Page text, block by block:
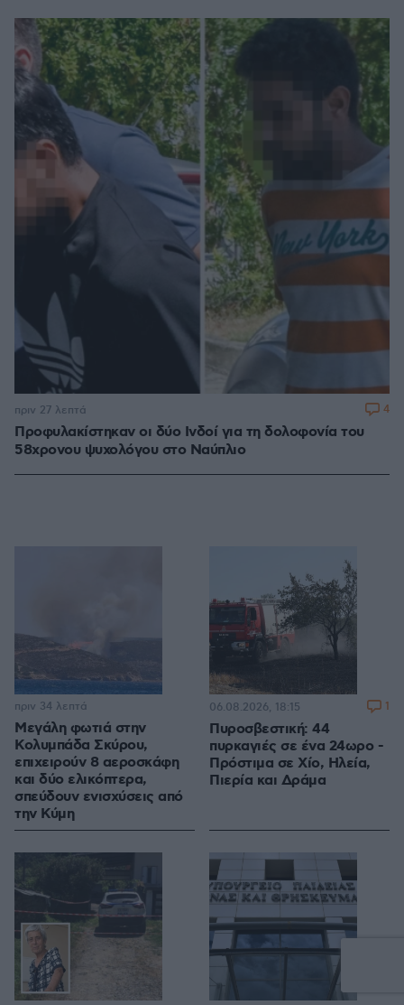
Προφυλακίστηκαν οι δύο Ινδοί για τη δολοφονία του
58χρονου ψυχολόγου στο Ναύπλιο
πριν 27 λεπτά 4
Μεγάλη φωτιά στην
Κολυμπάδα Σκύρου,
επιχειρούν 8 αεροσκάφη
και δύο ελικόπτερα,
σπεύδουν ενισχύσεις από
την Κύμη
πριν 34 λεπτά
Πυροσβεστική: 44
πυρκαγιές σε ένα 24ωρο -
Πρόστιμα σε Χίο, Ηλεία,
Πιερία και Δράμα
06.08.2026, 18:15 1